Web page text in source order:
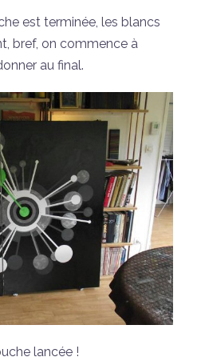
est terminée, les blancs
bref, on commence à
au final.
lancée !